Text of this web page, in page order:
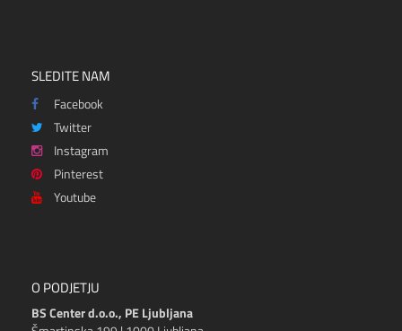
SLEDITE NAM
Facebook
Twitter
Instagram
Pinterest
Youtube
O PODJETJU
BS Center d.o.o., PE Ljubljana